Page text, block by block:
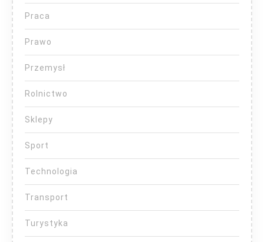
Praca
Prawo
Przemysł
Rolnictwo
Sklepy
Sport
Technologia
Transport
Turystyka